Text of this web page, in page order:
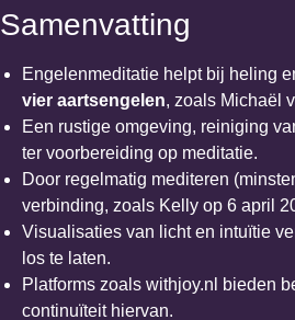
Samenvatting
Engelenmeditatie helpt bij heling
vier aartsengelen, zoals Michaël
Een rustige omgeving, reiniging
ter voorbereiding op meditatie.
Door regelmatig mediteren
verbinding, zoals Kelly op 6 april
Visualisaties van licht en intuïtie
los te laten.
Platforms zoals withjoy.nl bieden
continuïteit hiervan.